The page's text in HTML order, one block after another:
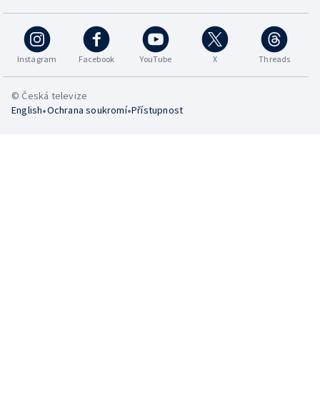
Instagram Facebook YouTube X Threads
© Česká televize
English•Ochrana soukromí•Přístupnost